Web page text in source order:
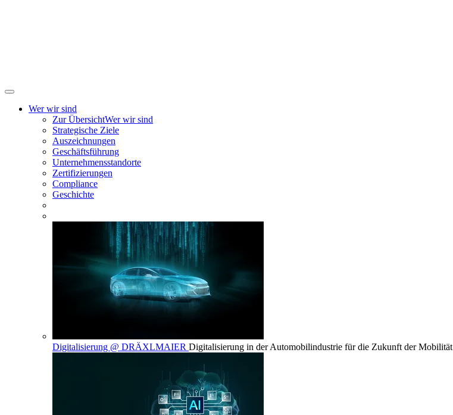
Wer wir sind
Zur ÜbersichtWer wir sind
Strategische Ziele
Auszeichnungen
Geschäftsführung
Unternehmensstandorte
Zertifizierungen
Compliance
Geschichte
Digitalisierung @ DRÄXLMAIER Digitalisierung in der Automobilindustrie für die Zukunft der Mobilität